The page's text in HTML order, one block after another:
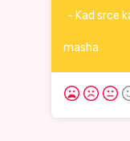
- Kad srce
masha